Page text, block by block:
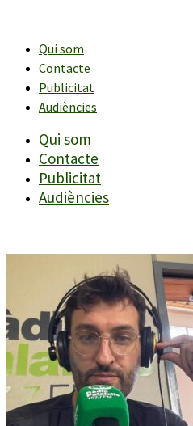
contingutQui som
Contacte
Publicitat
Audiències
Qui som
Contacte
Publicitat
Audiències